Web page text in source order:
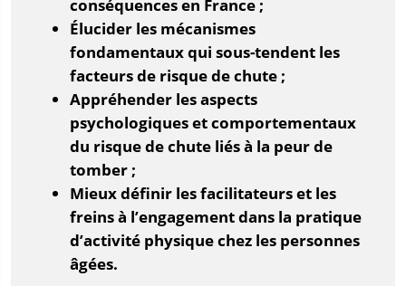
conséquences en France ;
Élucider les mécanismes
fondamentaux qui sous-tendent les
facteurs de risque de chute ;
Appréhender les aspects
psychologiques et comportementaux
du risque de chute liés à la peur de
tomber ;
Mieux définir les facilitateurs et les
freins à l’engagement dans la pratique
d’activité physique chez les personnes
âgées.